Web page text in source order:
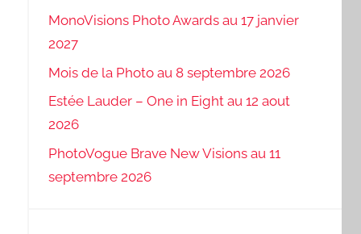
MonoVisions Photo Awards au 17 janvier
2027
Mois de la Photo au 8 septembre 2026
Estée Lauder – One in Eight au 12 aout
2026
PhotoVogue Brave New Visions au 11
septembre 2026